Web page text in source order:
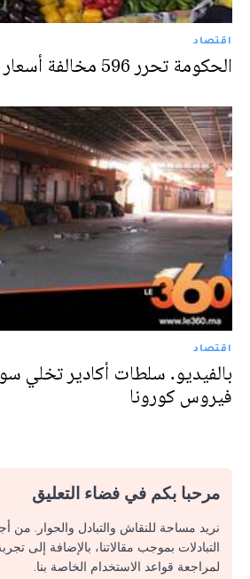
اقتصاد
الحكومة تحرر 596 مخالفة أسعار في زمن كورونا
اقتصاد
بالفيديو. سلطات أكادير تخلي
فيروس كورونا
مرحبا بكم في فضاء التعليق
نريد مساحة للنقاش والتبادل والحوار. من
التبادلات بموجب مقالاتنا، بالإضافة إلى
لمراجعة قواعد الاستخدام الخاصة بنا.